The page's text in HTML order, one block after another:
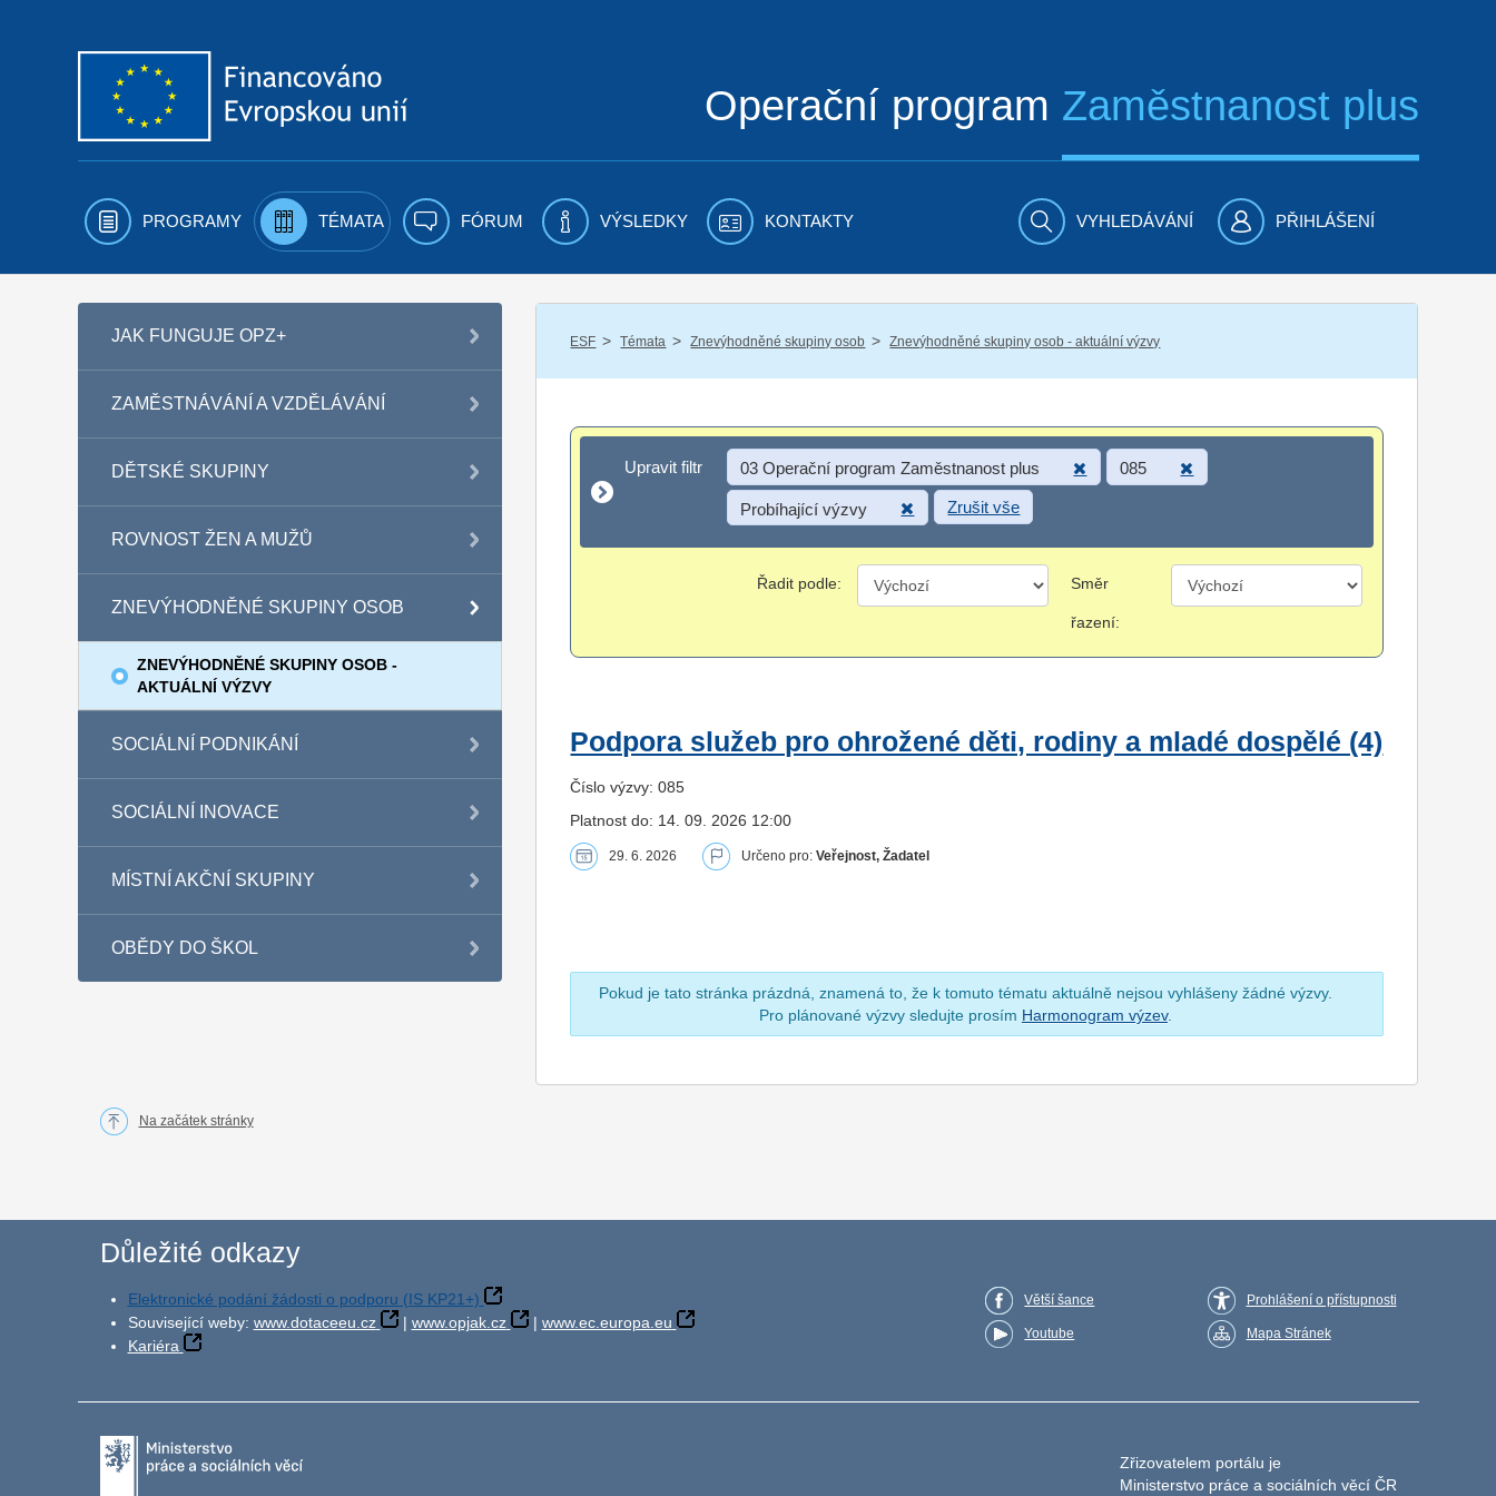
Operační program Zaměstnanost plus
PROGRAMY TÉMATA FÓRUM VÝSLEDKY KONTAKTY VYHLEDÁVÁNÍ PŘIHLÁŠENÍ
JAK FUNGUJE OPZ+
ZAMĚSTNÁVÁNÍ A VZDĚLÁVÁNÍ
DĚTSKÉ SKUPINY
ROVNOST ŽEN A MUŽŮ
ZNEVÝHODNĚNÉ SKUPINY OSOB
ZNEVÝHODNĚNÉ SKUPINY OSOB -
AKTUÁLNÍ VÝZVY
SOCIÁLNÍ PODNIKÁNÍ
SOCIÁLNÍ INOVACE
MÍSTNÍ AKČNÍ SKUPINY
OBĚDY DO ŠKOL
ESF / Témata / Znevýhodněné skupiny osob / Znevýhodněné skupiny osob - aktuální výzvy
Upravit filtr
Upravit filtr 03 Operační program Zaměstnanost plus 085
Probíhající výzvy Zrušit vše
Řadit podle: Směr
řazení:
Podpora služeb pro ohrožené děti, rodiny a mladé dospělé (4)
Číslo výzvy: 085
Platnost do: 14. 09. 2026 12:00
29. 6. 2026 Určeno pro:Veřejnost, Žadatel
Pokud je tato stránka prázdná, znamená to, že k tomuto tématu aktuálně nejsou vyhlášeny žádné výzvy.
Pro plánované výzvy sledujte prosím Harmonogram výzev.
Na začátek stránky
Důležité odkazy
Elektronické podání žádosti o podporu (IS KP21+)
Související weby: www.dotaceeu.cz | www.opjak.cz | www.ec.europa.eu
Kariéra
Větší šance
Youtube
Prohlášení o přístupnosti
Mapa Stránek
Zřizovatelem portálu je
Ministerstvo práce a sociálních věcí ČR